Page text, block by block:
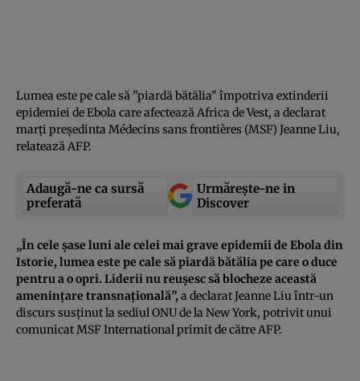
Lumea este pe cale să "piardă bătălia" împotriva extinderii
epidemiei de Ebola care afectează Africa de Vest, a declarat
marţi preşedinta Médecins sans frontières (MSF) Jeanne Liu,
relatează AFP.
Adaugă-ne ca sursă
preferată
Urmărește-ne in
Discover
„În cele şase luni ale celei mai grave epidemii de Ebola din
Istorie, lumea este pe cale să piardă bătălia pe care o duce
pentru a o opri. Liderii nu reuşesc să blocheze această
ameninţare transnaţională”,a declarat Jeanne Liu într-un
discurs susţinut la sediul ONU de la New York, potrivit unui
comunicat MSF International primit de către AFP.